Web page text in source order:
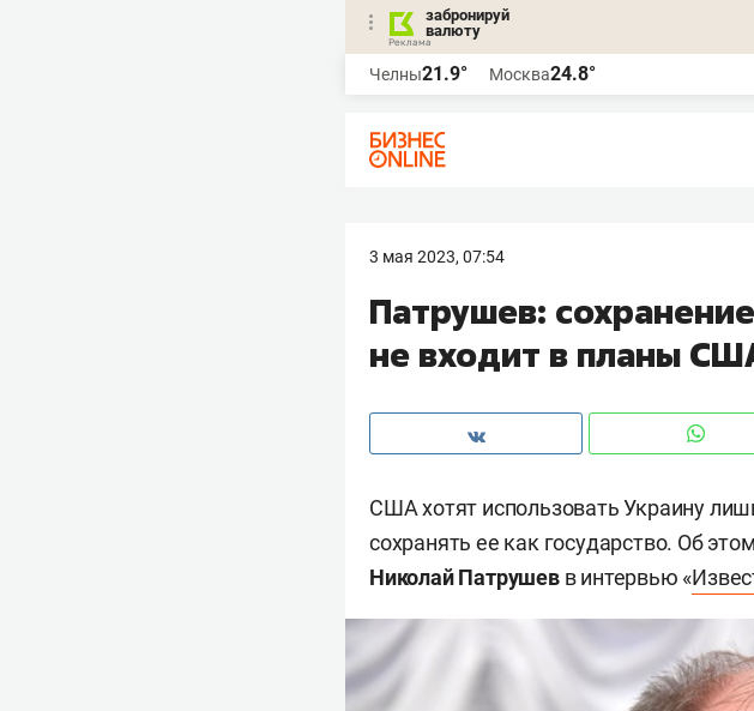
забронируй
валюту
Челны21.9° Москва24.8°
3 мая 2023, 07:54
Патрушев:
не входит в планы
США хотят использовать Украину
сохранять ее как государство. Об
Николай Патрушевв интервью «